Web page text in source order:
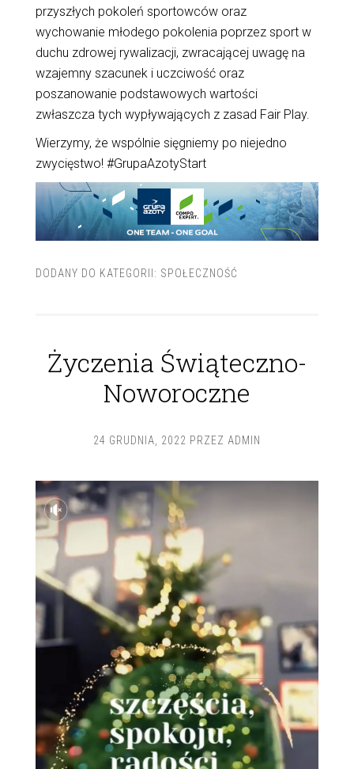
przyszłych pokoleń sportowców oraz
wychowanie młodego pokolenia poprzez sport w
duchu zdrowej rywalizacji, zwracającej uwagę na
wzajemny szacunek i uczciwość oraz
poszanowanie podstawowych wartości
zwłaszcza tych wypływających z zasad Fair Play.
Wierzymy, że wspólnie sięgniemy po niejedno
zwycięstwo! #GrupaAzotyStart
DODANY DO KATEGORII: SPOŁECZNOŚĆ
Życzenia Świąteczno-
Noworoczne
24 GRUDNIA, 2022 PRZEZ ADMIN